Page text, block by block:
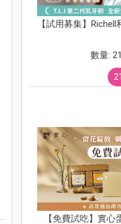
【試用募集】
數量:
【免費試吃】實